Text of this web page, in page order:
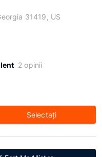
31419, US
2 opinii
Selectaţi